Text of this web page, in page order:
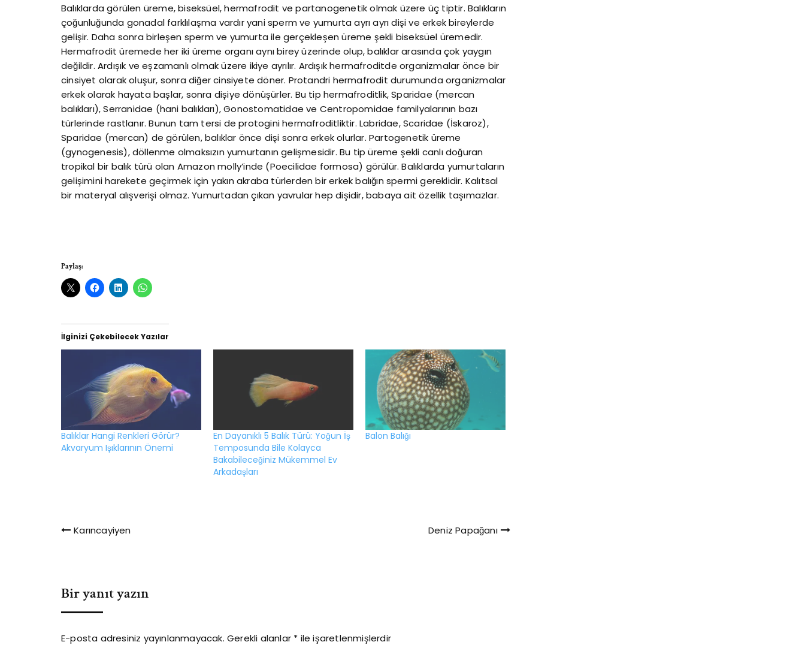
Balıklarda görülen üreme, biseksüel, hermafrodit ve partanogenetik olmak üzere üç tiptir. Balıkların
çoğunluğunda gonadal farklılaşma vardır yani sperm ve yumurta ayrı ayrı dişi ve erkek bireylerde
gelişir. Daha sonra birleşen sperm ve yumurta ile gerçekleşen üreme şekli biseksüel üremedir.
Hermafrodit üremede her iki üreme organı aynı birey üzerinde olup, balıklar arasında çok yaygın
değildir. Ardışık ve eşzamanlı olmak üzere ikiye ayrılır. Ardışık hermafroditde organizmalar önce bir
cinsiyet olarak oluşur, sonra diğer cinsiyete döner. Protandri hermafrodit durumunda organizmalar
erkek olarak hayata başlar, sonra dişiye dönüşürler. Bu tip hermafroditlik, Sparidae (mercan
balıkları), Serranidae (hani balıkları), Gonostomatidae ve Centropomidae familyalarının bazı
türlerinde rastlanır. Bunun tam tersi de protogini hermafroditliktir. Labridae, Scaridae (İskaroz),
Sparidae (mercan) de görülen, balıklar önce dişi sonra erkek olurlar. Partogenetik üreme
(gynogenesis), döllenme olmaksızın yumurtanın gelişmesidir. Bu tip üreme şekli canlı doğuran
tropikal bir balık türü olan Amazon molly’inde (Poecilidae formosa) görülür. Balıklarda yumurtaların
gelişimini harekete geçirmek için yakın akraba türlerden bir erkek balığın spermi gereklidir. Kalıtsal
bir materyal alışverişi olmaz. Yumurtadan çıkan yavrular hep dişidir, babaya ait özellik taşımazlar.
Paylaş:
İlginizi Çekebilecek Yazılar
Balıklar Hangi Renkleri Görür?
Akvaryum Işıklarının Önemi
En Dayanıklı 5 Balık Türü: Yoğun İş
Temposunda Bile Kolayca
Bakabileceğiniz Mükemmel Ev
Arkadaşları
Balon Balığı
Yazı
Karıncayiyen Deniz Papağanı
Bir yanıt yazın
E-posta adresiniz yayınlanmayacak. Gerekli alanlar * ile işaretlenmişlerdir